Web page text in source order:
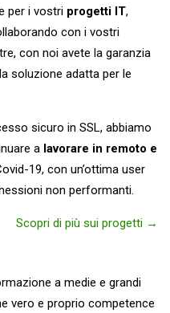
per i vostri progetti IT,
con i vostri
con noi avete la garanzia
soluzione adatta per le
sicuro in SSL, abbiamo
a lavorare in remoto e
19, con un’ottima user
non performanti.
Scopri di più sui progetti →
a medie e grandi
vero e proprio competence